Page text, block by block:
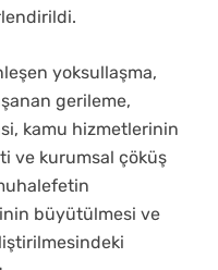
yoksullaşma,
gerileme,
kamu hizmetlerinin
ve kurumsal çöküş
büyütülmesi ve